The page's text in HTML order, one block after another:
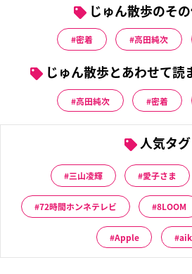
じゅん散歩のそ
密着 高田純次
じゅん散歩とあわせて読
高田純次 密着
人気タグ
三山凌輝 愛子さま
72時間ホンネテレビ 8LOOM
Apple